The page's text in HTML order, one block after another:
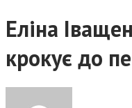
Еліна
крокує до